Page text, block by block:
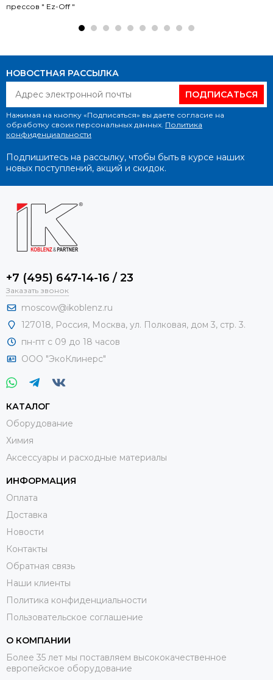
прессов " Ez-Off "
НОВОСТНАЯ РАССЫЛКА
ПОДПИСАТЬСЯ
Нажимая на кнопку «Подписаться» вы даете согласие на
обработку своих персональных данных. Политика
конфиденциальности
Подпишитесь на рассылку, чтобы быть в курсе наших
новых поступлений, акций и скидок.
+7 (495) 647-14-16 / 23
Заказать звонок
moscow@ikoblenz.ru
127018, Россия, Москва, ул. Полковая, дом 3, стр. 3.
пн-пт с 09 до 18 часов
ООО "ЭкоКлинерс"
КАТАЛОГ
Оборудование
Химия
Аксессуары и расходные материалы
ИНФОРМАЦИЯ
Оплата
Доставка
Новости
Контакты
Обратная связь
Наши клиенты
Политика конфиденциальности
Пользовательское соглашение
О КОМПАНИИ
Более 35 лет мы поставляем высококачественное
европейское оборудование